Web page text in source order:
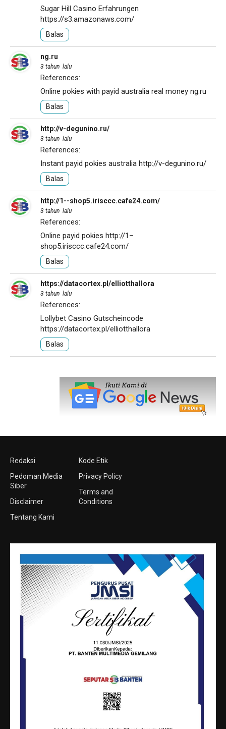
Sugar Hill Casino Erfahrungen
https://s3.amazonaws.com/
Balas
ng.ru
3 tahun lalu
References:
Online pokies with payid australia real money ng.ru
Balas
http://v-degunino.ru/
3 tahun lalu
References:
Instant payid pokies australia http://v-degunino.ru/
Balas
http://1--shop5.irisccc.cafe24.com/
3 tahun lalu
References:
Online payid pokies http://1–
shop5.irisccc.cafe24.com/
Balas
https://datacortex.pl/elliotthallora
3 tahun lalu
References:
Lollybet Casino Gutscheincode
https://datacortex.pl/elliotthallora
Balas
Redaksi
Pedoman Media
Siber
Disclaimer
Tentang Kami
Kode Etik
Privacy Policy
Terms and
Conditions